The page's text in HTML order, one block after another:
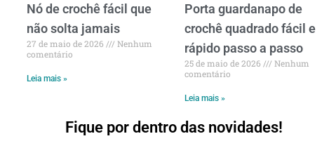
Nó de crochê fácil que
não solta jamais
27 de maio de 2026
Nenhum
comentário
Leia mais »
Porta guardanapo de
crochê quadrado fácil e
rápido passo a passo
25 de maio de 2026
Nenhum
comentário
Leia mais »
Fique por dentro das novidades!